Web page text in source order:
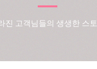
진 고객님들의 생생한 스